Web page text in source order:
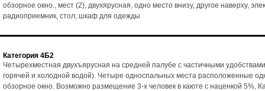
обзорное окно., мест (2), двухярусная, одно место внизу, другое наверху,
радиоприемник, стол, шкаф для одежды
Категория 4Б2
Четырехместная двухъярусная на средней палубе с частичными
горячей и холодной водой). Четыре односпальных места расположенные
обзорное окно. Возможно размещение 3-х человек в каюте с наценкой 5%,